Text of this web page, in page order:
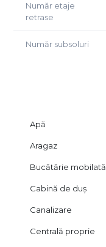
Număr etaje
retrase
Număr subsoluri
Apă
Aragaz
Bucătărie mobilată
Cabină de duș
Canalizare
Centrală proprie